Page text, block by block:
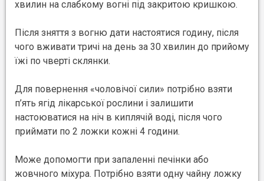
хвилин на слабкому вогні під закритою кришкою.
Після зняття з вогню дати настоятися годину, після
чого вживати тричі на день за 30 хвилин до прийому
їжі по чверті склянки.
Для повернення «чоловічої сили» потрібно взяти
п’ять ягід лікарської рослини і залишити
настоюватися на ніч в киплячій воді, після чого
приймати по 2 ложки кожні 4 години.
Може допомогти при запаленні печінки або
жовчного міхура. Потрібно взяти одну чайну ложку